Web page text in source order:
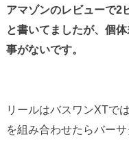
アマゾンのレビューで2
と書いてましたが、個
事がないです。
リールはバスワンXTで
を組み合わせたらバー